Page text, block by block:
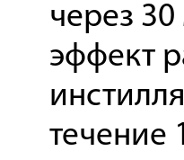
через
эффект
течение